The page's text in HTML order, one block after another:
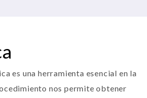
es una herramienta esencial en la
nos permite obtener